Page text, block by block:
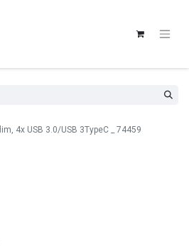
4x USB 3.0/USB 3TypeC _ 74459